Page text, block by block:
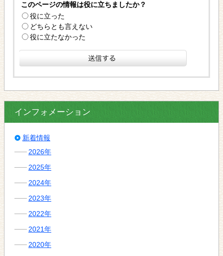
このページの情報は役に立ちましたか？
役に立った
どちらとも言えない
役に立たなかった
インフォメーション
新着情報
2026年
2025年
2024年
2023年
2022年
2021年
2020年